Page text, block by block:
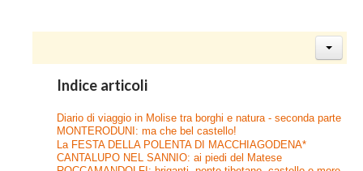
Indice articoli
Diario di viaggio in Molise tra borghi e natura - seconda parte
MONTERODUNI: ma che bel castello!
La FESTA DELLA POLENTA DI MACCHIAGODENA*
CANTALUPO NEL SANNIO: ai piedi del Matese